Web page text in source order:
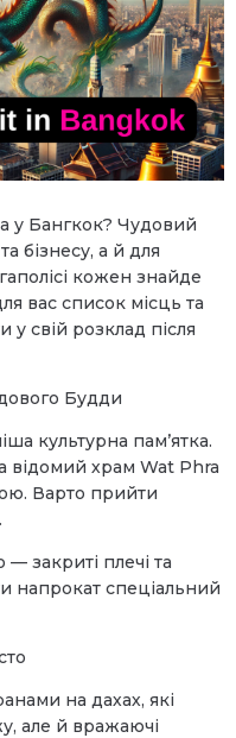
у Бангкок? Чудовий
бізнесу, а й для
кожен знайде
вас список місць та
у свій розклад після
Будди
культурна пам’ятка.
відомий храм Wat Phra
Варто прийти
закриті плечі та
напрокат спеціальний
на дахах, які
але й вражаючі